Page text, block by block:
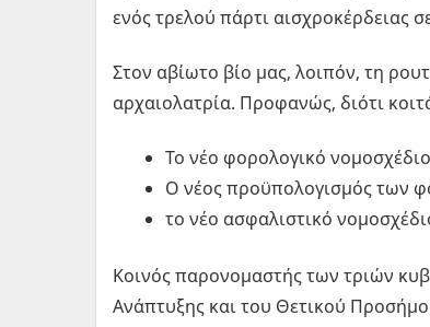
ενός τρελού πάρτι αισχροκέρδειας
Στον αβίωτο βίο μας, λοιπόν, τη
αρχαιολατρία. Προφανώς, διότι
Το νέο φορολογικό
Ο νέος προϋπολογισμός των
το νέο ασφαλιστικό
Κοινός παρονομαστής των τριών
Ανάπτυξης και του Θετικού